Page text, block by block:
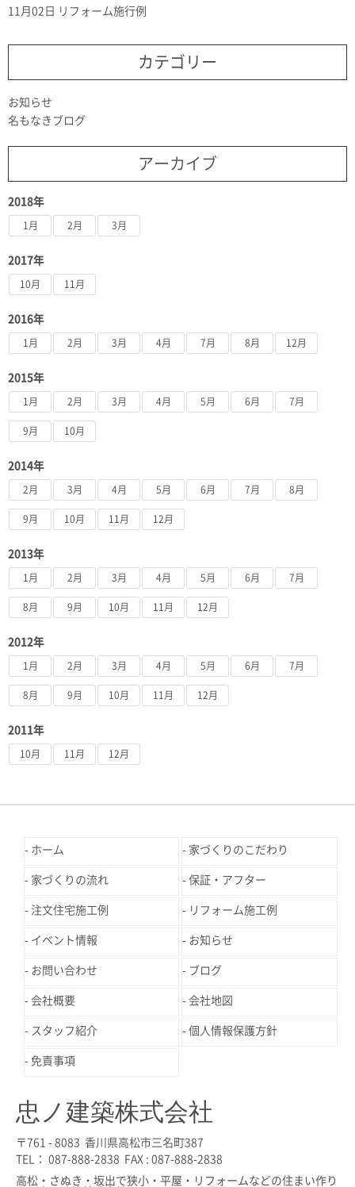
11月02日
リフォーム施行例
カテゴリー
お知らせ
名もなきブログ
アーカイブ
2018年
1月 2月 3月
2017年
10月 11月
2016年
1月 2月 3月 4月 7月 8月 12月
2015年
1月 2月 3月 4月 5月 6月 7月
9月 10月
2014年
2月 3月 4月 5月 6月 7月 8月
9月 10月 11月 12月
2013年
1月 2月 3月 4月 5月 6月 7月
8月 9月 10月 11月 12月
2012年
1月 2月 3月 4月 5月 6月 7月
8月 9月 10月 11月 12月
2011年
10月 11月 12月
ホーム 家づくりのこだわり
家づくりの流れ 保証・アフター
注文住宅施工例 リフォーム施工例
イベント情報 お知らせ
お問い合わせ ブログ
会社概要 会社地図
スタッフ紹介 個人情報保護方針
免責事項
忠ノ建築株式会社
〒761 - 8083 香川県高松市三名町387
TEL： 087-888-2838 FAX : 087-888-2838
高松・さぬき・坂出で狭小・平屋・リフォームなどの住まい作り